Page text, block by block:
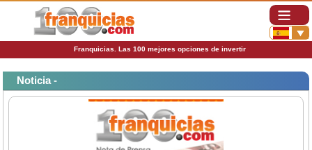
Franquicias. Las 100 mejores opciones de invertir
Noticia -